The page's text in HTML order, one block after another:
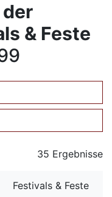
& Feste
35 Ergebnisse
Festivals & Feste